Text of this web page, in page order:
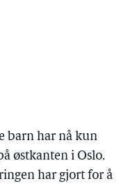
barn har nå kun
østkanten i Oslo.
har gjort for å